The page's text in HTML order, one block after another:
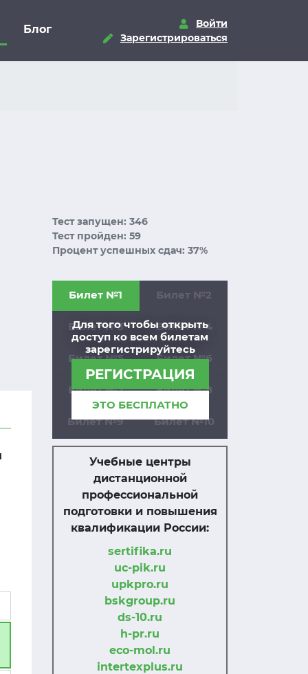
Блог
Войти
Зарегистрироваться
Тест запущен: 346
Тест пройден: 59
Процент успешных сдач: 37%
Для того чтобы открыть
доступ ко всем билетам
зарегистрируйтесь
РЕГИСТРАЦИЯ
ЭТО БЕСПЛАТНО
Билет №1 Билет №2
Билет №3 Билет №4
Билет №5 Билет №6
Билет №7 Билет №8
Билет №9 Билет №10
Учебные центры
дистанционной
профессиональной
подготовки и повышения
квалификации России:
sertifika.ru
uc-pik.ru
upkpro.ru
bskgroup.ru
ds-10.ru
h-pr.ru
eco-mol.ru
intertexplus.ru